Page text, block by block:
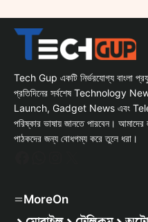
Tech Gup একটি নির্ভরযোগ্য বাংলা
প্রতিদিনের সর্বশেষ Technology
Launch, Gadget News এবং
পরিষ্কার ভাষায় জানতে পারবেন।
পাঠকদের জন্য বোধগম্য করে তুলে ধরা।
MoreOn